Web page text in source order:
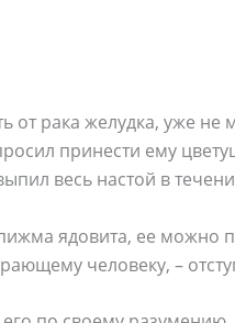
рака желудка, уже не
принести ему
весь настой в
ядовита, ее
человеку, –